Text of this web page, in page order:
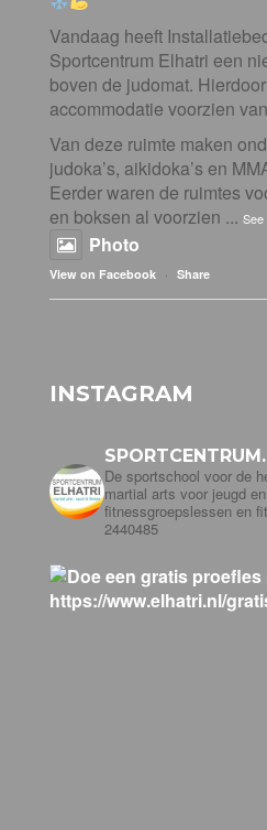
Vandaag heeft
Sportcentrum Elhatri een
boven de judomat.
accommodatie voorzien
Van deze ruimte maken
judoka’s, aikidoka’s en
Eerder waren de ruimtes
en boksen al voorzien ... See
Photo
View on Facebook · Share
INSTAGRAM
De sportschool voor de
martial arts voor jeugd
fitnessgroepslessen en
2440485